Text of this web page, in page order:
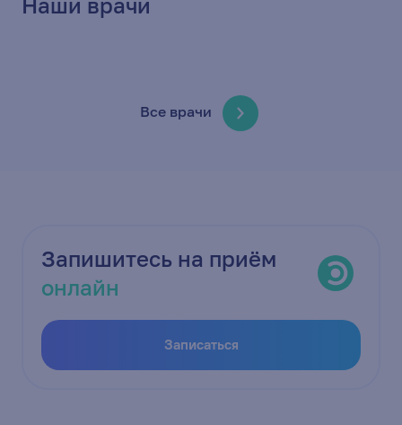
Все врачи
Запишитесь на приём
онлайн
Записаться